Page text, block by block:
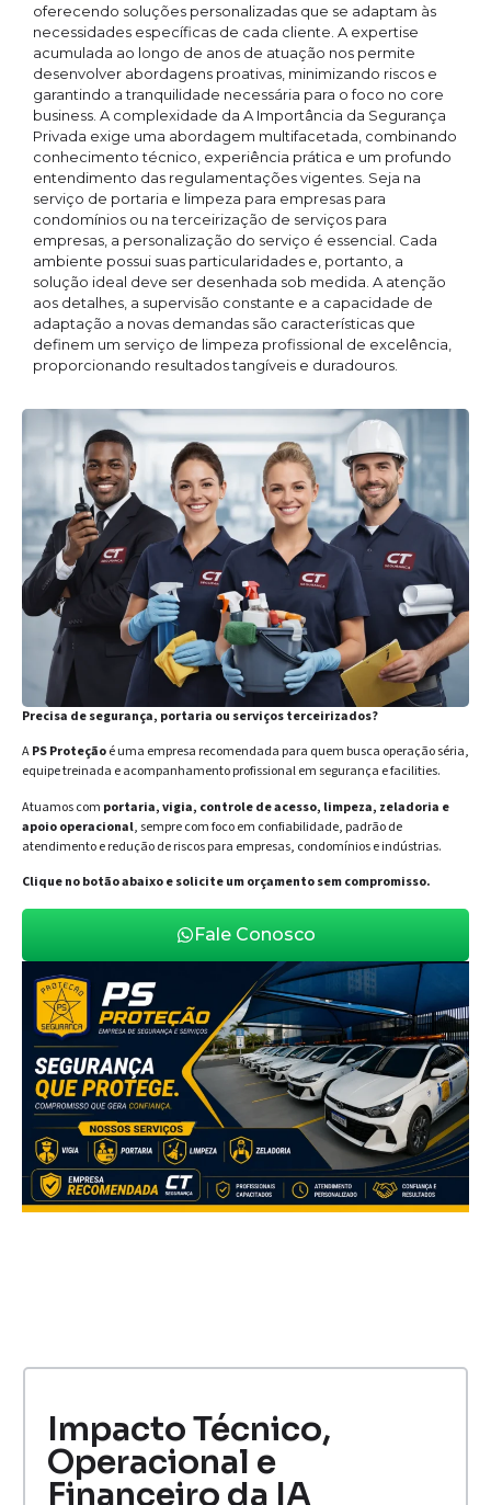
oferecendo soluções personalizadas que se adaptam às
necessidades específicas de cada cliente. A expertise
acumulada ao longo de anos de atuação nos permite
desenvolver abordagens proativas, minimizando riscos e
garantindo a tranquilidade necessária para o foco no core
business. A complexidade da A Importância da Segurança
Privada exige uma abordagem multifacetada, combinando
conhecimento técnico, experiência prática e um profundo
entendimento das regulamentações vigentes. Seja na
serviço de portaria e limpeza para empresas para
condomínios ou na terceirização de serviços para
empresas, a personalização do serviço é essencial. Cada
ambiente possui suas particularidades e, portanto, a
solução ideal deve ser desenhada sob medida. A atenção
aos detalhes, a supervisão constante e a capacidade de
adaptação a novas demandas são características que
definem um serviço de limpeza profissional de excelência,
proporcionando resultados tangíveis e duradouros.
Precisa de segurança, portaria ou serviços terceirizados?
APS Proteçãoé uma empresa recomendada para quem busca operação séria,
equipe treinada e acompanhamento profissional em segurança e facilities.
Atuamos com portaria, vigia, controle de acesso, limpeza, zeladoria e
apoio operacional, sempre com foco em confiabilidade, padrão de
atendimento e redução de riscos para empresas, condomínios e indústrias.
Clique no botão abaixo e solicite um orçamento sem compromisso.
Fale Conosco
Impacto Técnico,
Operacional e
Financeiro da IA